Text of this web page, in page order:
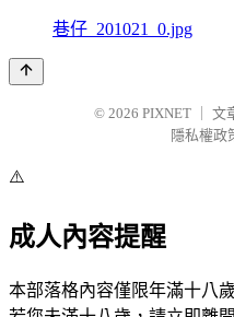
巷仔_201021_0.jpg
© 2026 PIXNET
文
隱私權政
⚠️
成人內容提醒
本部落格內容僅限年滿十八